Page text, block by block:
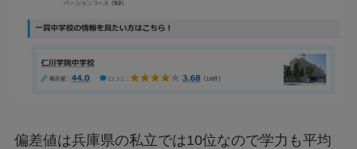
偏差値は兵庫県の私立では10位なので学力も平均